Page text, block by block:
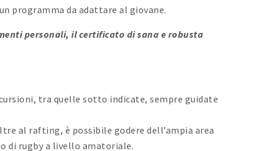
programma da adattare al giovane.
personali, il certificato di sana e robusta
tra quelle sotto indicate, sempre guidate
al rafting, è possibile godere dell’ampia area
di rugby a livello amatoriale.